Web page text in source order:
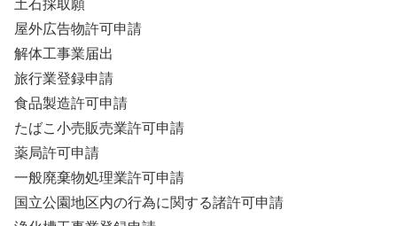
土石採取願
屋外広告物許可申請
解体工事業届出
旅行業登録申請
食品製造許可申請
たばこ小売販売業許可申請
薬局許可申請
一般廃棄物処理業許可申請
国立公園地区内の行為に関する諸許可申請